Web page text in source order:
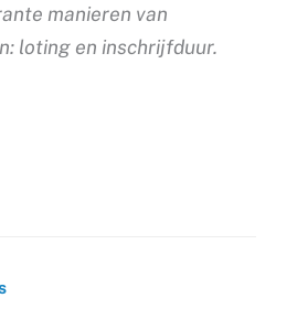
manieren van
loting en inschrijfduur.